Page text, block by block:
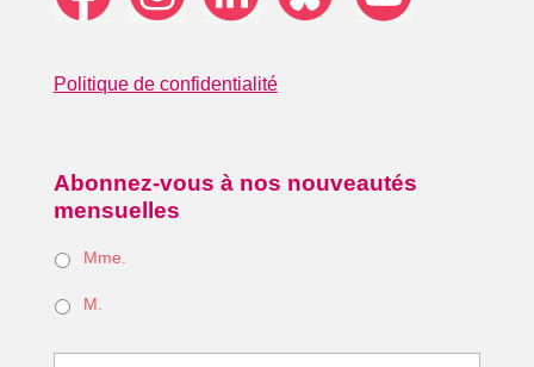
Politique de confidentialité
Abonnez-vous à nos nouveautés
mensuelles
Mme.
M.
Nom